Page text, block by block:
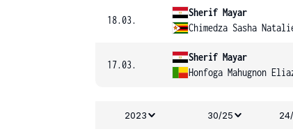
18.03.
Sherif Mayar
Chimedza Sasha
17.03.
Sherif Mayar
Honfoga Mahugnon
2023 30/25